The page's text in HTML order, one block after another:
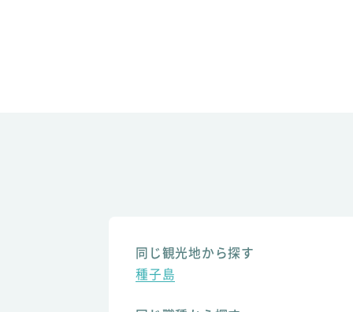
同じ観光地から探す
種子島